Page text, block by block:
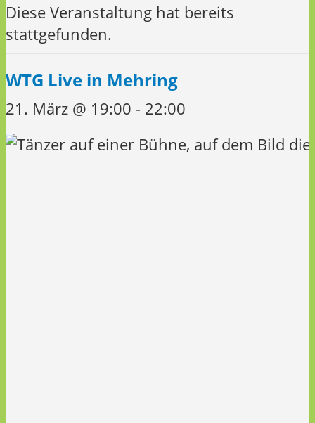
Diese Veranstaltung hat bereits
stattgefunden.
WTG Live in Mehring
21. März @ 19:00 - 22:00